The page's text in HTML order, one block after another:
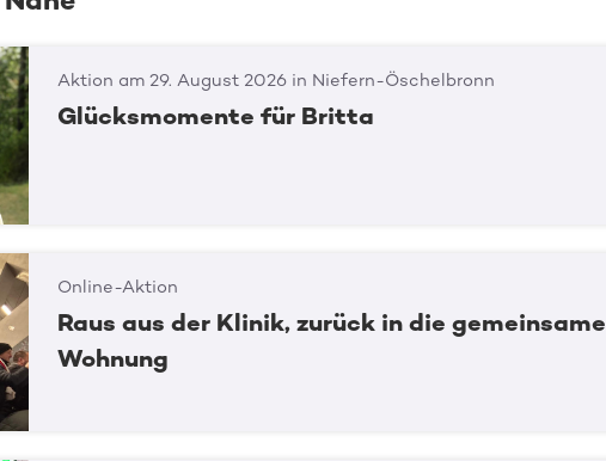
Aktion am 29. August 2026 in Niefern-Öschelbronn
Glücksmomente für Britta
Online-Aktion
Raus aus der Klinik, zurück in die gemeinsame
Wohnung